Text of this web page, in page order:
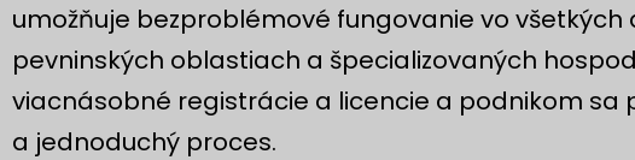
umožňuje bezproblémové fungovanie vo
pevninských oblastiach a špecializovaných
viacnásobné registrácie a licencie a podnikom sa
a jednoduchý proces.